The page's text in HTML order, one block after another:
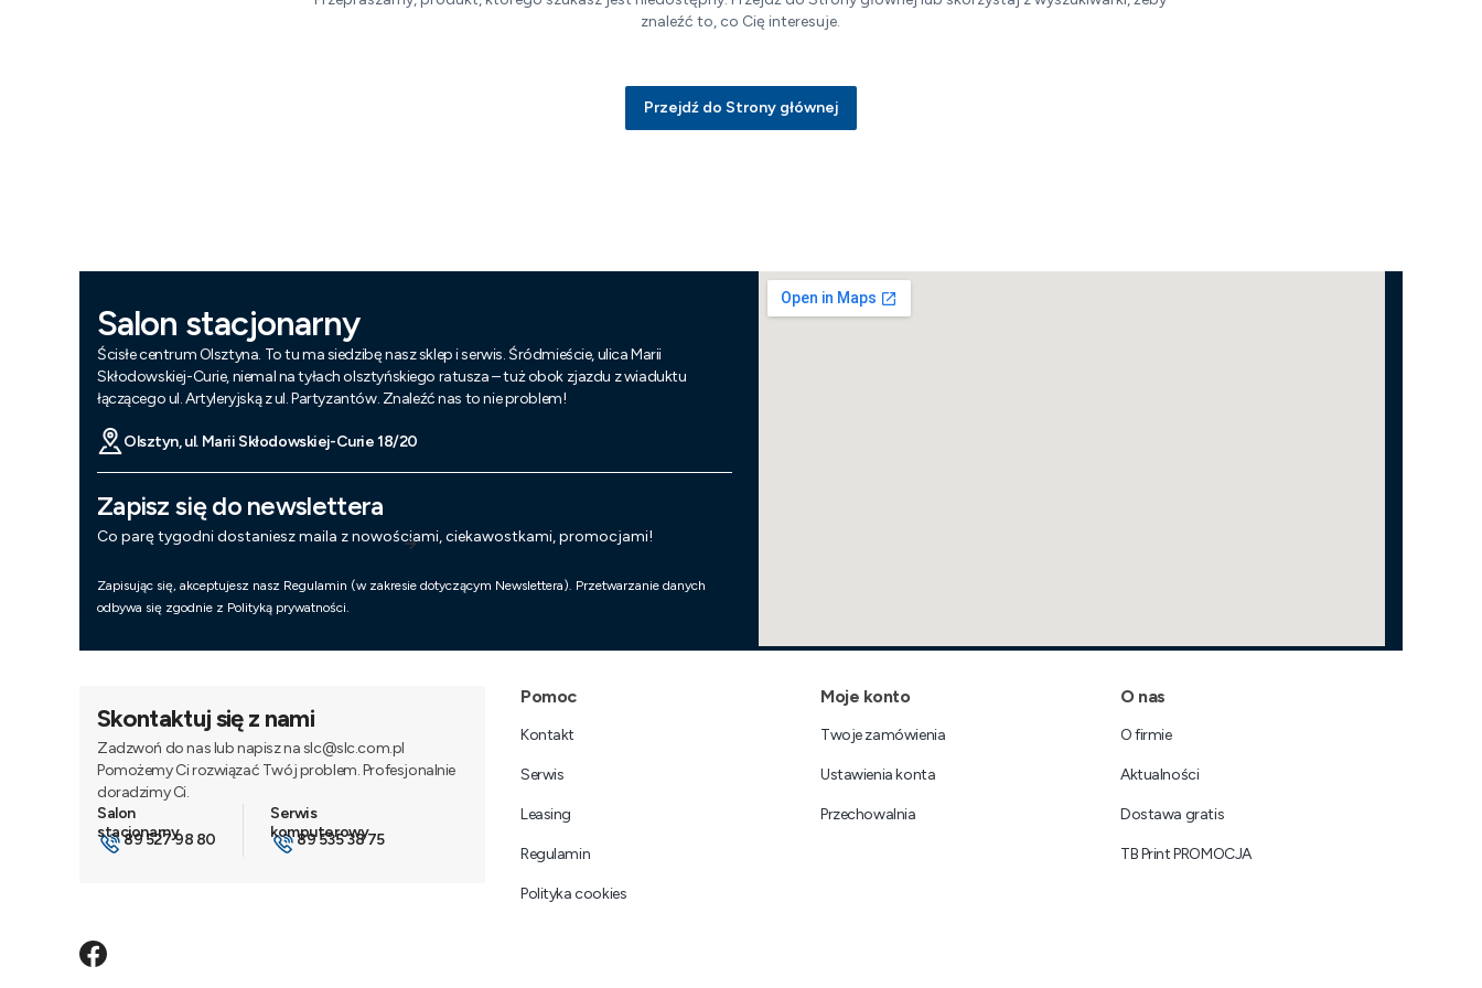
znaleźć to, co Cię interesuje.
Przejdź do Strony głównej
Salon stacjonarny
Ścisłe centrum Olsztyna. To tu ma siedzibę nasz sklep i serwis. Śródmieście, ulica Marii
Skłodowskiej-Curie, niemal na tyłach olsztyńskiego ratusza – tuż obok zjazdu z wiaduktu
łączącego ul. Artyleryjską z ul. Partyzantów. Znaleźć nas to nie problem!
Olsztyn, ul. Marii Skłodowskiej-Curie 18/20
Zapisz się do newslettera
Co parę tygodni dostaniesz maila z nowościami, ciekawostkami, promocjami!
Zapisując się, akceptujesz nasz Regulamin (w zakresie dotyczącym Newslettera). Przetwarzanie danych
odbywa się zgodnie z Polityką prywatności.
Skontaktuj się z nami
Zadzwoń do nas lub napisz na slc@slc.com.pl
Pomożemy Ci rozwiązać Twój problem. Profesjonalnie
doradzimy Ci.
89 527 98 80 89 535 38 75
Linki w stopce
Pomoc
Kontakt
Serwis
Leasing
Regulamin
Polityka cookies
Moje konto
Twoje zamówienia
Ustawienia konta
Przechowalnia
O nas
O firmie
Aktualności
Dostawa gratis
TB Print PROMOCJA